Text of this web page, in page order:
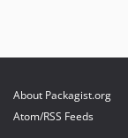
About Packagist.org
Atom/RSS Feeds